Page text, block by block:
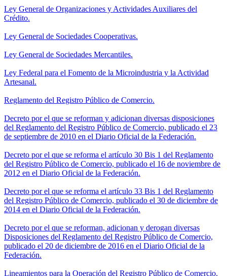
Ley General de Organizaciones y Actividades Auxiliares del
Crédito.
Ley General de Sociedades Cooperativas.
Ley General de Sociedades Mercantiles.
Ley Federal para el Fomento de la Microindustria y la Actividad
Artesanal.
Reglamento del Registro Público de Comercio.
Decreto por el que se reforman y adicionan diversas disposiciones
del Reglamento del Registro Público de Comercio, publicado el 23
de septiembre de 2010 en el Diario Oficial de la Federación.
Decreto por el que se reforma el artículo 30 Bis 1 del Reglamento
del Registro Público de Comercio, publicado el 16 de noviembre de
2012 en el Diario Oficial de la Federación.
Decreto por el que se reforma el artículo 33 Bis 1 del Reglamento
del Registro Público de Comercio, publicado el 30 de diciembre de
2014 en el Diario Oficial de la Federación.
Decreto por el que se reforman, adicionan y derogan diversas
Disposiciones del Reglamento del Registro Público de Comercio,
publicado el 20 de diciembre de 2016 en el Diario Oficial de la
Federación.
Lineamientos para la Operación del Registro Público de Comercio.